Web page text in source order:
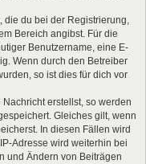
die du bei der Registrierung,
Bereich angibst. Für die
Benutzername, eine E-
Wenn durch den Betreiber
so ist dies für dich vor
erstellst, so werden
Gleiches gilt, wenn
In diesen Fällen wird
Adresse wird weiterhin bei
und Ändern von Beiträgen